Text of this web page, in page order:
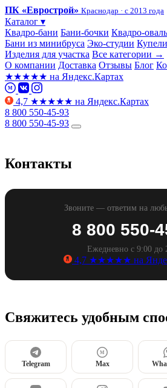
ПК «Еврострой» Краснодар · с 2013 года
Каталог ▾
Квадро-бани Бани-бочки Квадро-
Бани из минибруса Эко-студии
Изделия для участка Все категории →
О компании Доставка Отзывы Блог
★★★★★ на Яндекс.Картах
M
4,7 ★★★★★ на Яндекс.Картах
8 800 550-45-93
8 800 550-45-93
Контакты
Звоните — ответим на
8 800 550-
Ежедневно с 9:00 до
4,7 ★★★★★ на
Свяжитесь удобным
Telegram
M
Max